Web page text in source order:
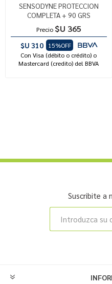
SENSODYNE PROTECCION
COMPLETA + 90 GRS
Precio $U 365
$U 310
15%OFF
Con Visa (débito o crédito) o
Mastercard (credito) del BBVA
Suscribite a